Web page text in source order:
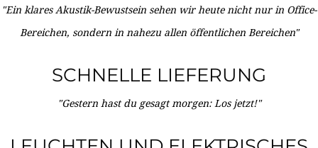
"Ein klares Akustik-Bewustsein sehen wir heute nicht nur in Office-
Bereichen, sondern in nahezu allen öffentlichen Bereichen"
SCHNELLE LIEFERUNG
"Gestern hast du gesagt morgen: Los jetzt!"